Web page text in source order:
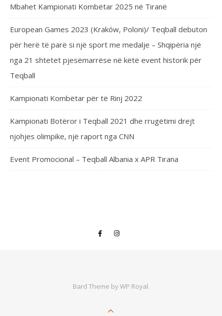
Mbahet Kampionati Kombëtar 2025 në Tiranë
European Games 2023 (Kraków, Poloni)/ Teqball debuton
për herë të parë si një sport me medalje – Shqipëria një
nga 21 shtetet pjesëmarrëse në këtë event historik për
Teqball
Kampionati Kombëtar për të Rinj 2022
Kampionati Botëror i Teqball 2021 dhe rrugëtimi drejt
njohjes olimpike, një raport nga CNN
Event Promocional – Teqball Albania x APR Tirana
Bard Theme byWP Royal.